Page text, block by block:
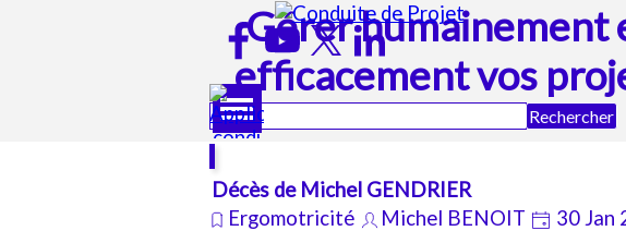
Gérer humainement
efficacement vos
Rechercher
Sauter le menu
Décès de Michel GENDRIER
Ergomotricité
Michel BENOIT
30 Jan